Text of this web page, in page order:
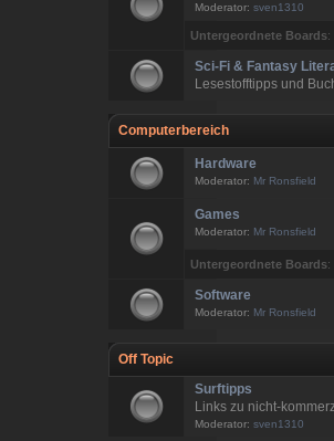
Moderator:sven1310
Untergeordnete Boards:
Sci-Fi & Fantasy
Lesestofftipps und
Computerbereich
Hardware
Moderator: Mr Ronsfield
Games
Moderator: Mr Ronsfield
Untergeordnete Boards:
Software
Moderator: Mr Ronsfield
Off Topic
Surftipps
Links zu nicht-
Moderator:sven1310